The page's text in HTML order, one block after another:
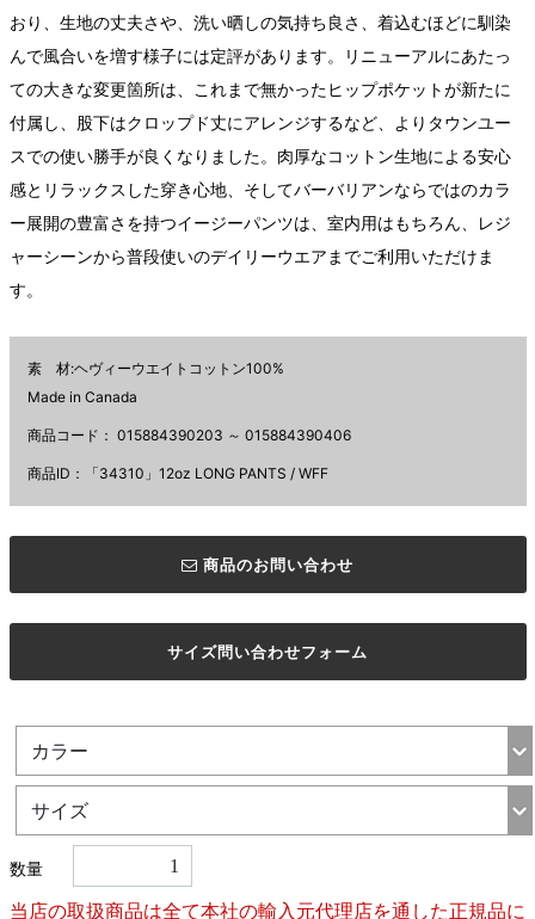
おり、生地の丈夫さや、洗い晒しの気持ち良さ、着込むほどに馴染
んで風合いを増す様子には定評があります。リニューアルにあたっ
ての大きな変更箇所は、これまで無かったヒップポケットが新たに
付属し、股下はクロップド丈にアレンジするなど、よりタウンユー
スでの使い勝手が良くなりました。肉厚なコットン生地による安心
感とリラックスした穿き心地、そしてバーバリアンならではのカラ
ー展開の豊富さを持つイージーパンツは、室内用はもちろん、レジ
ャーシーンから普段使いのデイリーウエアまでご利用いただけま
す。
素 材:ヘヴィーウエイトコットン100%
Made in Canada
商品コード： 015884390203 ～ 015884390406
商品ID：「34310」12oz LONG PANTS / WFF
商品のお問い合わせ
サイズ問い合わせフォーム
数量
当店の取扱商品は全て本社の輸入元代理店を通した正規品に